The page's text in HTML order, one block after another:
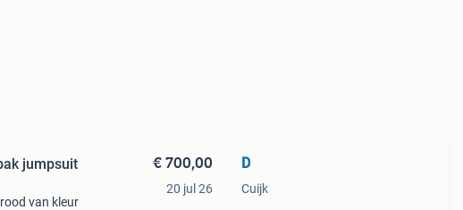
jumpsuit
van kleur
€ 700,00
20 jul 26
D
Cuijk